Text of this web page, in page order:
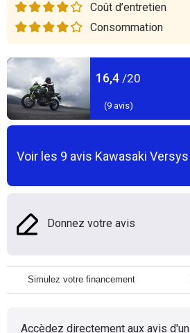
Coût d’entretien
Consommation
16,4 /20
(9avis)
Voir les 9 avis Kawasaki
Donnez votre avis
Simulez votre financement
Accèdez directement aux avis